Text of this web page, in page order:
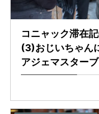
コニャック滞在
(3)おじいちゃん
アジェマスター